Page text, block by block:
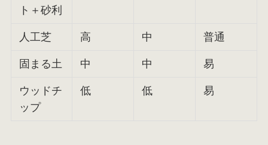
ト＋砂利
人工芝 高 中 普通
固まる土 中 中 易
ウッドチ
ップ
低 低 易